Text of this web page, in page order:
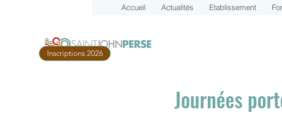
Accueil Actualités Etablissement
Inscriptions 2026
Journées